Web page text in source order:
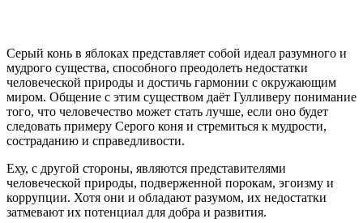
Серый конь в яблоках представляет собой идеал разумного и
мудрого существа, способного преодолеть недостатки
человеческой природы и достичь гармонии с окружающим
миром. Общение с этим существом даёт Гулливеру понимание
того, что человечество может стать лучше, если оно будет
следовать примеру Серого коня и стремиться к мудрости,
состраданию и справедливости.
Еху, с другой стороны, являются представителями
человеческой природы, подверженной порокам, эгоизму и
коррупции. Хотя они и обладают разумом, их недостатки
затмевают их потенциал для добра и развития.